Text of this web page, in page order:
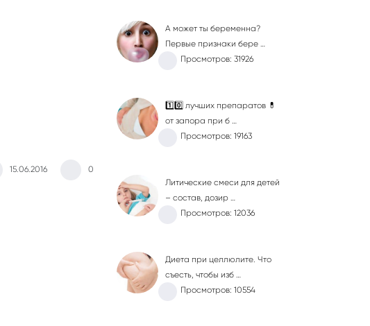
15.06.2016 0
А может ты беременна?
Первые признаки бере …
Просмотров: 31926
1️⃣0️⃣ лучших препаратов 💊
от запора при б …
Просмотров: 19163
Литические смеси для детей
– состав, дозир …
Просмотров: 12036
Диета при целлюлите. Что
съесть, чтобы изб …
Просмотров: 10554